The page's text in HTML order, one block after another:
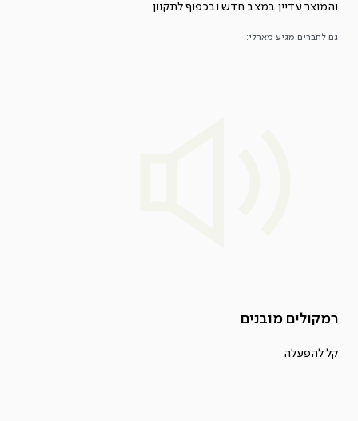
והמוצר עדיין במצב חדש ובכפוף לתקנון
גם לחברים מגיע מארלי:
רמקולים מובנים
קל להפעלה